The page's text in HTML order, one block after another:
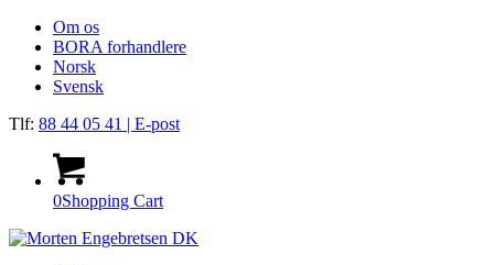
Om os
BORA forhandlere
Norsk
Svensk
Tlf: 88 44 05 41 | E-post
0Shopping Cart